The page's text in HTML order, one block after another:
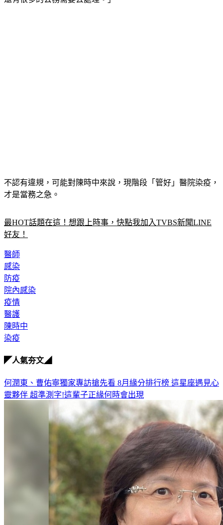
不認有違規，可能對陳時中來說，現階段「管好」醫院染疫，
才是當務之急。
最HOT話題在這！想跟上時事，快點我加入TVBS新聞LINE
好友！
醫師
感染
防疫
院內感染
疫情
醫護
陳時中
染疫
◤人氣夯文◢
何潤東、曹佑寧獨家專訪搶先看 8月緣分排行榜 這星座遇見心
靈夥伴 超準測字!這輩子正緣何時會出現